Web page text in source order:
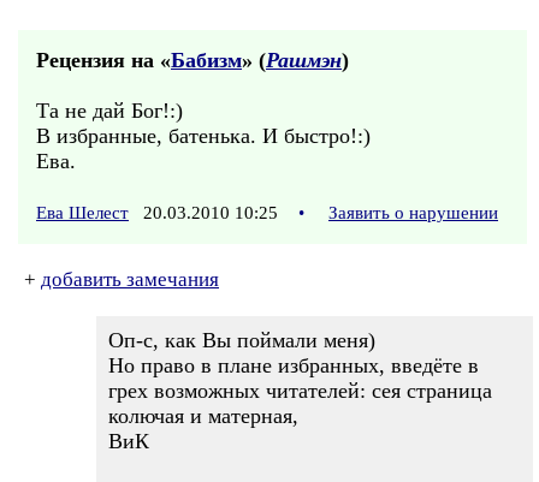
Рецензия на «Бабизм» (Рашмэн)
Та не дай Бог!:)
В избранные, батенька. И быстро!:)
Ева.
Ева Шелест 20.03.2010 10:25 • Заявить о нарушении
+ добавить замечания
Оп-с, как Вы поймали меня)
Но право в плане избранных, введёте в
грех возможных читателей: сея страница
колючая и матерная,
ВиК